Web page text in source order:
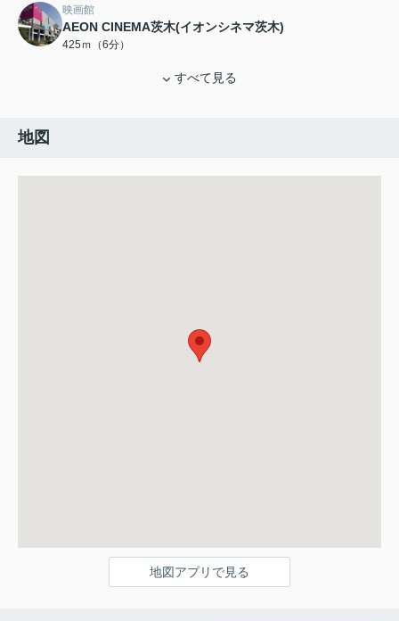
映画館
AEON CINEMA茨木(イオンシネマ茨木)
425ｍ（6分）
すべて見る
地図
地図アプリで見る